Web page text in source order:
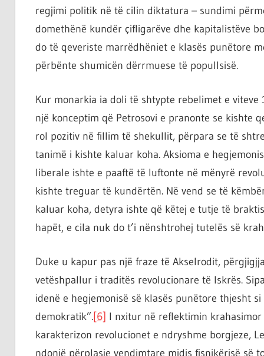
regjimi politik në të cilin diktatura – sundimi
domethënë kundër çifligarëve dhe kapitalistëve
do të qeveriste marrëdhëniet e klasës punëtore
përbënte shumicën dërrmuese të popullsisë.
Kur monarkia ia doli të shtypte rebelimet e
një konceptim që Petrosovi e pranonte se kishte
rol pozitiv në fillim të shekullit, përpara se të
tanimë i kishte kaluar koha. Aksioma e
liberale ishte e paaftë të luftonte në mënyrë
kishte treguar të kundërtën. Në vend se të
kaluar koha, detyra ishte që këtej e tutje të
hapët, e cila nuk do t’i nënshtrohej tutelës së
Duke u kapur pas një fraze të Akselrodit,
vetëshpallur i traditës revolucionare të Iskrës.
idenë e hegjemonisë së klasës punëtore thjesht
demokratik”.[6] I nxitur në reflektimin krahasimor
karakterizon revolucionet e ndryshme borgjeze,
ndonjë përplasje vendimtare midis fisnikërisë së